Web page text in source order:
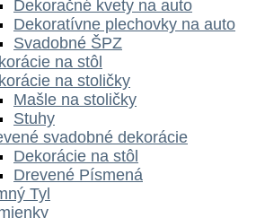
Dekoračné kvety na auto
Dekoratívne plechovky na auto
Svadobné ŠPZ
na stôl
na stoličky
Mašle na stoličky
Stuhy
svadobné dekorácie
Dekorácie na stôl
Drevené Písmená
Tyl